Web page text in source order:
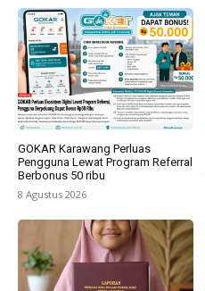
GOKAR Karawang Perluas
Pengguna Lewat Program Referral
Berbonus 50 ribu
8 Agustus 2026